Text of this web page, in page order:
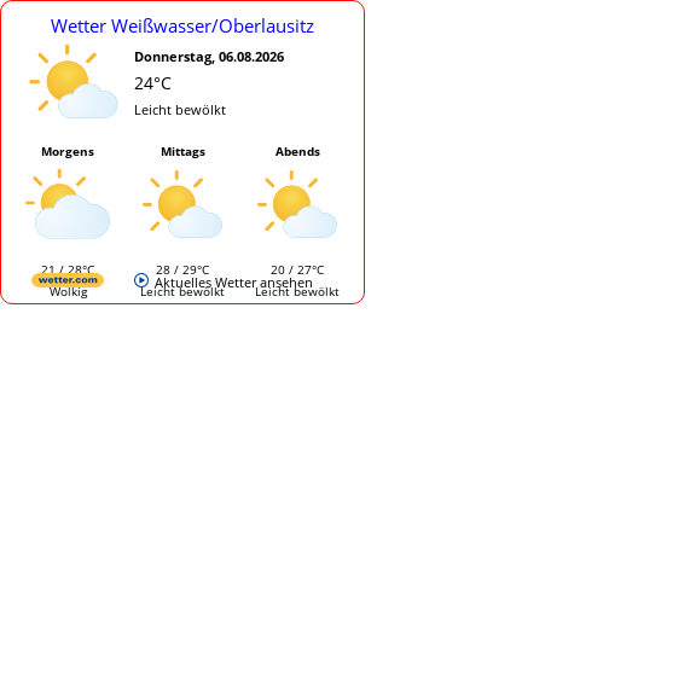
Wetter Weißwasser/Oberlausitz
Donnerstag, 06.08.2026
24°C
Leicht bewölkt
Morgens
21 / 28°C
Wolkig
Mittags
28 / 29°C
Leicht bewölkt
Abends
20 / 27°C
Leicht bewölkt
Aktuelles Wetter ansehen